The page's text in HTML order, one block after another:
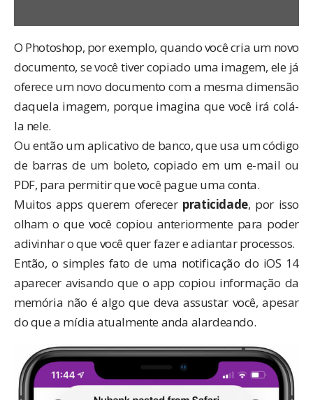
O Photoshop, por exemplo, quando você cria um novo
documento, se você tiver copiado uma imagem, ele já
oferece um novo documento com a mesma dimensão
daquela imagem, porque imagina que você irá colá-
la nele.
Ou então um aplicativo de banco, que usa um código
de barras de um boleto, copiado em um e-mail ou
PDF, para permitir que você pague uma conta.
Muitos apps querem oferecer praticidade, por isso
olham o que você copiou anteriormente para poder
adivinhar o que você quer fazer e adiantar processos.
Então, o simples fato de uma notificação do iOS 14
aparecer avisando que o app copiou informação da
memória não é algo que deva assustar você, apesar
do que a mídia atualmente anda alardeando.